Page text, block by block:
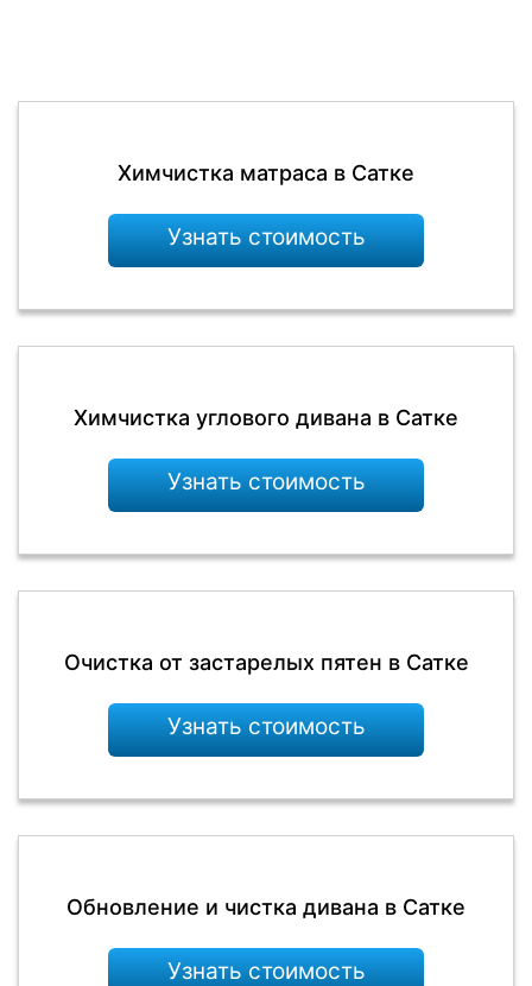
Химчистка матраса в Сатке
Узнать стоимость
Химчистка углового дивана в Сатке
Узнать стоимость
Очистка от застарелых пятен в Сатке
Узнать стоимость
Обновление и чистка дивана в Сатке
Узнать стоимость